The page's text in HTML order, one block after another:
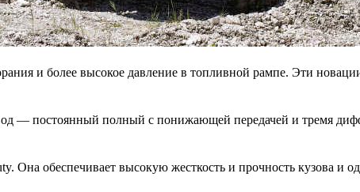
и более высокое давление в топливной рампе. Эти
— постоянный полный с понижающей передачей и тремя
Она обеспечивает высокую жесткость и прочность кузова